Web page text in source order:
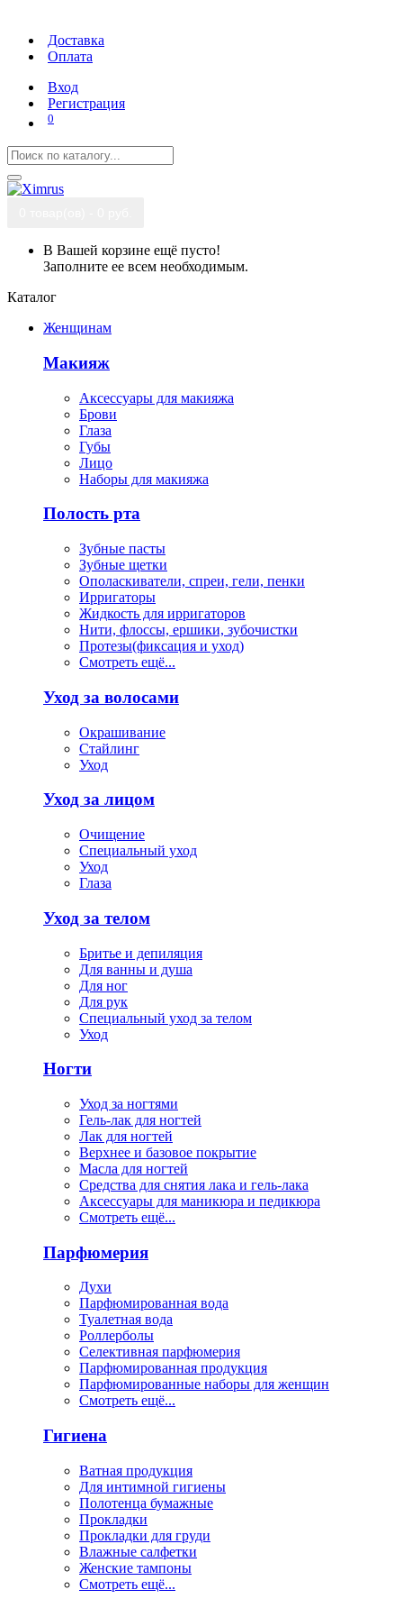
Доставка
Оплата
Вход
Регистрация
0
В Вашей корзине ещё пусто!
Заполните ее всем необходимым.
Каталог
Женщинам
Макияж
Аксессуары для макияжа
Брови
Глаза
Губы
Лицо
Наборы для макияжа
Полость рта
Зубные пасты
Зубные щетки
Ополаскиватели, спреи, гели, пенки
Ирригаторы
Жидкость для ирригаторов
Нити, флоссы, ершики, зубочистки
Протезы(фиксация и уход)
Смотреть ещё...
Уход за волосами
Окрашивание
Стайлинг
Уход
Уход за лицом
Очищение
Специальный уход
Уход
Глаза
Уход за телом
Бритье и депиляция
Для ванны и душа
Для ног
Для рук
Специальный уход за телом
Уход
Ногти
Уход за ногтями
Гель-лак для ногтей
Лак для ногтей
Верхнее и базовое покрытие
Масла для ногтей
Средства для снятия лака и гель-лака
Аксессуары для маникюра и педикюра
Смотреть ещё...
Парфюмерия
Духи
Парфюмированная вода
Туалетная вода
Роллерболы
Селективная парфюмерия
Парфюмированная продукция
Парфюмированные наборы для женщин
Смотреть ещё...
Гигиена
Ватная продукция
Для интимной гигиены
Полотенца бумажные
Прокладки
Прокладки для груди
Влажные салфетки
Женские тампоны
Смотреть ещё...